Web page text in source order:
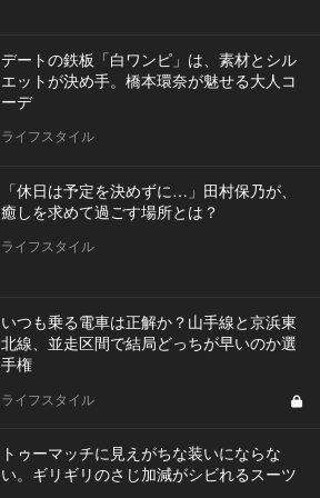
デートの鉄板「白ワンピ」は、素材とシル
エットが決め手。橋本環奈が魅せる大人コ
ーデ
ライフスタイル
「休日は予定を決めずに…」田村保乃が、
癒しを求めて過ごす場所とは？
ライフスタイル
いつも乗る電車は正解か？山手線と京浜東
北線、並走区間で結局どっちが早いのか選
手権
ライフスタイル
トゥーマッチに見えがちな装いにならな
い。ギリギリのさじ加減がシビれるスーツ